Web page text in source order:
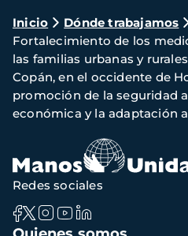
Ruta
de
navegación
Inicio Dónde trabajamos
Fortalecimiento de los
las familias urbanas y
Copán, en el occidente de
promoción de la seguridad
económica y la adaptación
Navegación
Redes sociales